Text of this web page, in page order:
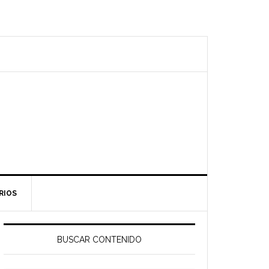
Barra
principal
BUSCAR CONTENIDO